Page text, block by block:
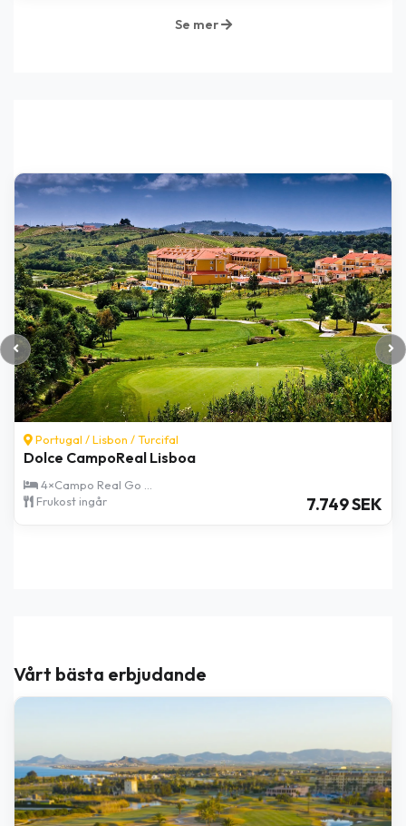
Se mer
Spain /Alicante/ Costa Blanca
Hotel Bonalba Alicante
Dubbelrum - 5 G ...
Frukost ingår
8.149 SEK
Vårt bästa erbjudande